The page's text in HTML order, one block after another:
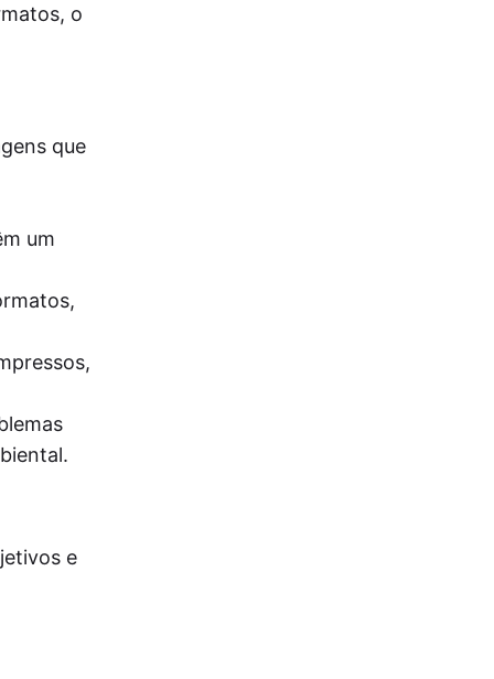
o
que
um
e